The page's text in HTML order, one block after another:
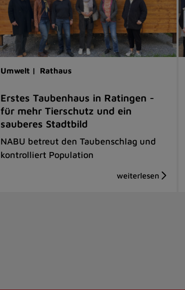
Umwelt | Rathaus
Erstes Taubenhaus in Ratingen -
für mehr Tierschutz und ein
sauberes Stadtbild
NABU betreut den Taubenschlag und
kontrolliert Population